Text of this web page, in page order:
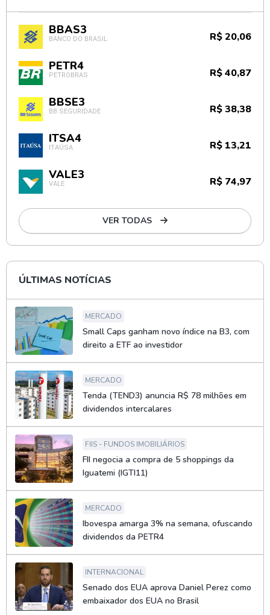
BBAS3
BANCO DO BRASIL R$ 20,06
PETR4
PETROBRAS R$ 40,87
BBSE3
BB SEGURIDADE R$ 38,38
ITSA4
ITAÚSA R$ 13,21
VALE3
VALE R$ 74,97
VER TODAS
ÚLTIMAS NOTÍCIAS
MERCADO
Small Caps ganham novo índice na B3, com
direito a ETF ao investidor
MERCADO
Tenda (TEND3) anuncia R$ 78 milhões em
dividendos intercalares
FIIS - FUNDOS IMOBILIÁRIOS
FII negocia a compra de 5 shoppings da
Iguatemi (IGTI11)
MERCADO
Ibovespa amarga 3% na semana, ofuscando
dividendos da PETR4
INTERNACIONAL
Senado dos EUA aprova Daniel Perez como
embaixador dos EUA no Brasil